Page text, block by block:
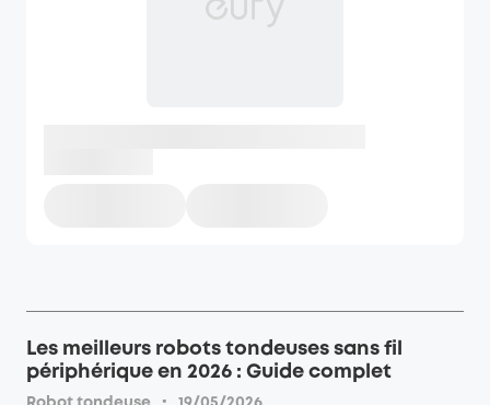
Les meilleurs robots tondeuses sans fil
périphérique en 2026 : Guide complet